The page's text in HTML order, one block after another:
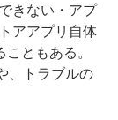
きない・アプ
アアプリ自体
ともある。
、トラブルの